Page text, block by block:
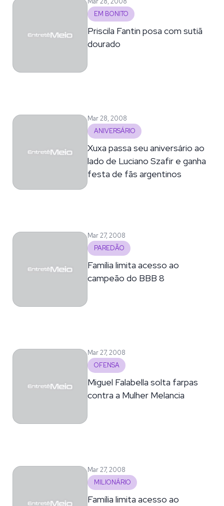
EM BONITO
Priscila Fantin posa com sutiã
dourado
Mar 28, 2008
ANIVERSÁRIO
Xuxa passa seu aniversário ao
lado de Luciano Szafir e ganha
festa de fãs argentinos
Mar 27, 2008
PAREDÃO
Família limita acesso ao
campeão do BBB 8
Mar 27, 2008
OFENSA
Miguel Falabella solta farpas
contra a Mulher Melancia
Mar 27, 2008
MILIONÁRIO
Família limita acesso ao